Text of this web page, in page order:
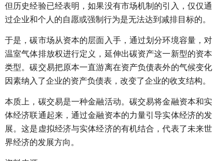
但历史经验已经表明，如果没有市场机制的引入，仅仅通
过企业和个人的自愿或强制行为是无法达到减排目标的。
于是，碳市场从资本的层面入手，通过划分环境容量，对
温室气体排放权进行定义，延伸出碳资产这一新型的资本
类型。碳交易把原本一直游离在资产负债表外的气候变化
因素纳入了企业的资产负债表，改变了企业的收支结构。
本质上，碳交易是一种金融活动。碳交易将金融资本和实
体经济联通起来，通过金融资本的力量引导实体经济的发
展。这是虚拟经济与实体经济的有机结合，代表了未来世
界经济的发展方向。